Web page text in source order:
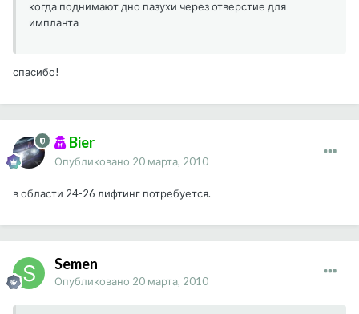
когда поднимают дно пазухи через отверстие для
импланта
спасибо!
Bier
Опубликовано 20 марта, 2010
в области 24-26 лифтинг потребуется.
Semen
Опубликовано 20 марта, 2010